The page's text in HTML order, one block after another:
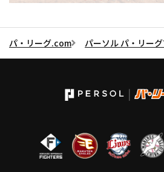
パ・リーグ.com パーソル パ・リー